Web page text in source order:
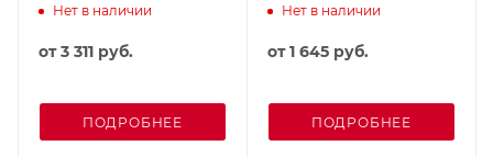
Нет в наличии
от3 311 руб.
ПОДРОБНЕЕ
Нет в наличии
от1 645 руб.
ПОДРОБНЕЕ